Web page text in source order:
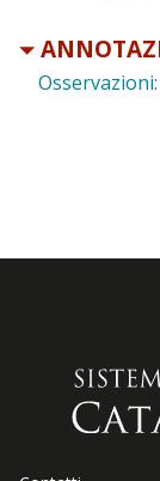
Osservazioni: